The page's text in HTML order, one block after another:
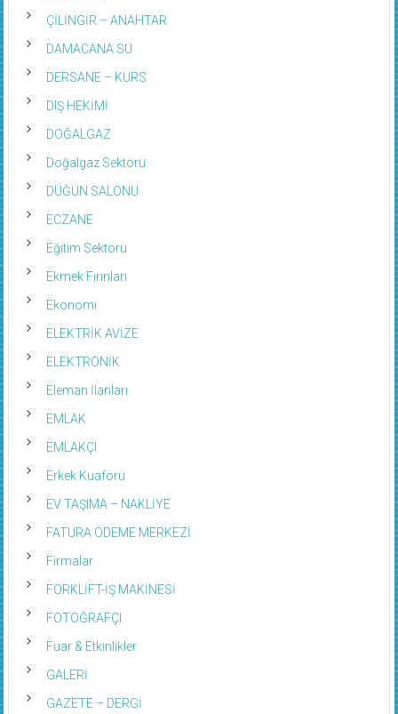
ÇİLİNGİR – ANAHTAR
DAMACANA SU
DERSANE – KURS
DIŞ HEKİMİ
DOĞALGAZ
Doğalgaz Sektörü
DÜĞÜN SALONU
ECZANE
Eğitim Sektörü
Ekmek Fırınları
Ekonomi
ELEKTRİK AVİZE
ELEKTRONİK
Eleman İlanları
EMLAK
EMLAKÇI
Erkek Kuaförü
EV TAŞIMA – NAKLİYE
FATURA ÖDEME MERKEZİ
Firmalar
FORKLİFT-İŞ MAKİNESİ
FOTOĞRAFÇI
Fuar & Etkinlikler
GALERİ
GAZETE – DERGİ